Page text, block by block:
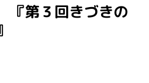
第３回きづきの